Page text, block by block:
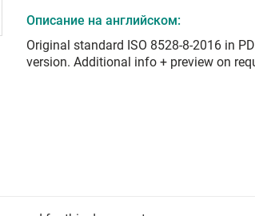
Описание на английском:
Original standard ISO 8528-8-2016 in
version. Additional info + preview on